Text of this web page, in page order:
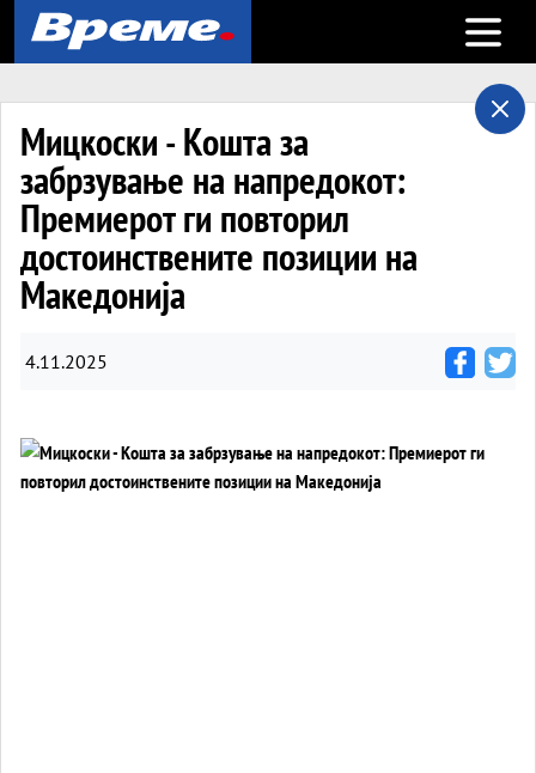
Open
Мицкоски - Кошта за
забрзување на напредокот:
Премиерот ги повторил
достоинствените позиции на
Македонија
4.11.2025